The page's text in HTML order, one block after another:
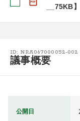
__75KB】
ID: NRA067000052-002
議事概要
公開日